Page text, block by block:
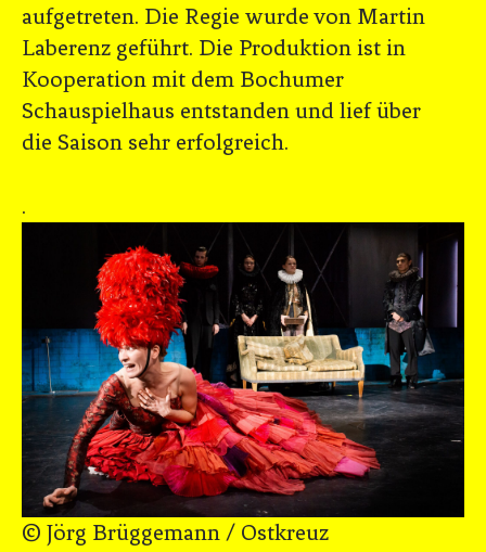
aufgetreten. Die Regie wurde von Martin
Laberenz geführt. Die Produktion ist in
Kooperation mit dem Bochumer
Schauspielhaus entstanden und lief über
die Saison sehr erfolgreich.
.
© Jörg Brüggemann / Ostkreuz